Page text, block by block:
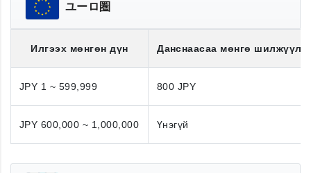
ユーロ圏
Илгээх мөнгөн дүн Данснаасаа мөнгө
JPY 1 ~ 599,999 800 JPY
JPY 600,000 ~ 1,000,000 Үнэгүй